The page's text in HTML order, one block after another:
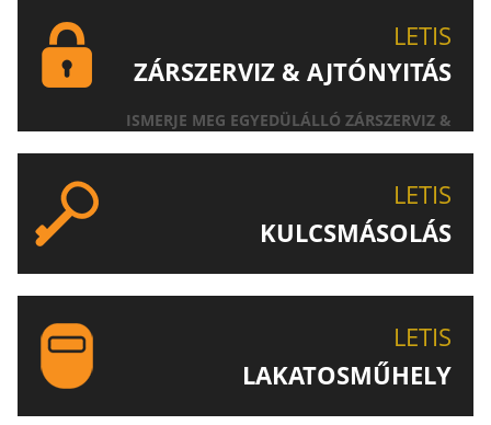
LETIS
ZÁRSZERVIZ & AJTÓNYITÁS
ISMERJE MEG EGYEDÜLÁLLÓ ZÁRSZERVIZ &
LETIS
KULCSMÁSOLÁS
LETIS
LAKATOSMŰHELY